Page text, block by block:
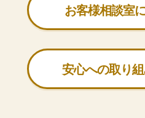
お客様相談室
安心への取り